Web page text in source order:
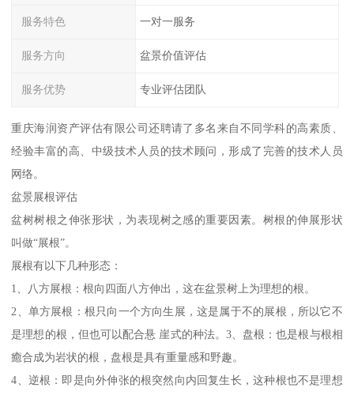
服务特色 一对一服务
服务方向 盆景价值评估
服务优势 专业评估团队
重庆海润资产评估有限公司还聘请了多名来自不同学科的高素质、
经验丰富的高、中级技术人员的技术顾问，形成了完善的技术人员
网络。
盆景展根评估
盆树树根之伸张形状，为表现树之感的重要因素。树根的伸展形状
叫做“展根”。
展根有以下几种形态：
1、八方展根：根向四面八方伸出，这在盆景树上为理想的根。
2、单方展根：根只向一个方向生展，这是属于不的展根，所以它不
是理想的根，但也可以配合悬 崖式的种法。3、盘根：也是根与根相
癒合成为岩状的根，盘根是具有重量感和野趣。
4、逆根：即是向外伸张的根突然向内回复生长，这种根也不是理想